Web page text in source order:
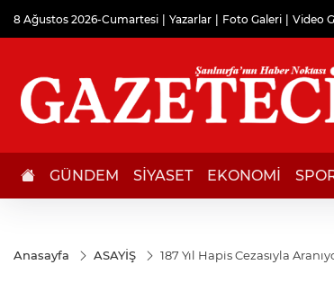
8 Ağustos 2026-Cumartesi Yazarlar Foto Galeri Video
GÜNDEM SİYASET EKONOMİ
Anasayfa ASAYİŞ 187 Yıl Hapis Cezasıyla